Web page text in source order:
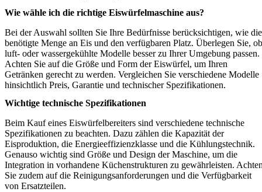
Wie wähle ich die richtige Eiswürfelmaschine aus?
Bei der Auswahl sollten Sie Ihre Bedürfnisse berücksichtigen, wie die
benötigte Menge an Eis und den verfügbaren Platz. Überlegen Sie, ob
luft- oder wassergekühlte Modelle besser zu Ihrer Umgebung passen.
Achten Sie auf die Größe und Form der Eiswürfel, um Ihren
Getränken gerecht zu werden. Vergleichen Sie verschiedene Modelle
hinsichtlich Preis, Garantie und technischer Spezifikationen.
Wichtige technische Spezifikationen
Beim Kauf eines Eiswürfelbereiters sind verschiedene technische
Spezifikationen zu beachten. Dazu zählen die Kapazität der
Eisproduktion, die Energieeffizienzklasse und die Kühlungstechnik.
Genauso wichtig sind Größe und Design der Maschine, um die
Integration in vorhandene Küchenstrukturen zu gewährleisten.
Sie zudem auf die Reinigungsanforderungen und die Verfügbarkeit
von Ersatzteilen.